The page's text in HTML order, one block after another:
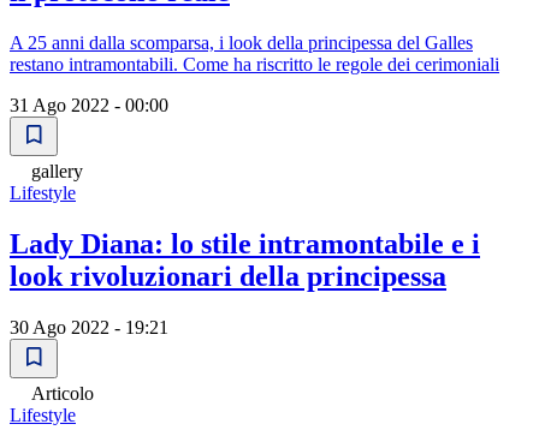
A 25 anni dalla scomparsa, i look della principessa del Galles
restano intramontabili. Come ha riscritto le regole dei cerimoniali
31 Ago 2022 - 00:00
gallery
Lifestyle
Lady Diana: lo stile intramontabile e i
look rivoluzionari della principessa
30 Ago 2022 - 19:21
Articolo
Lifestyle